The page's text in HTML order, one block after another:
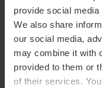
provide social media
We also share
our social media,
may combine it with
provided to them or
of their services.
Com arribar